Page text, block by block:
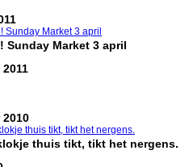
Sunday Market 3 april
thuis tikt, tikt het nergens.